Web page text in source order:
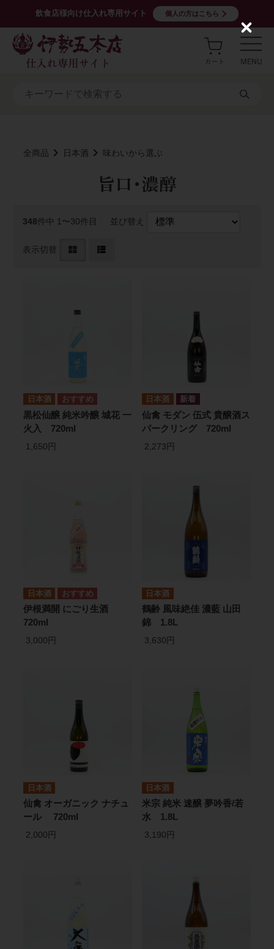
飲食店様向け仕入れ専用サイト 個人の方はこちら
全商品 日本酒 味わいから選ぶ
旨口･濃醇
348件中 1〜30件目 並び替え
表示切替
日本酒
黒松仙醸 純米吟醸 城花 一
火入 720ml
1,650円
日本酒
仙禽 モダン 伍式 貴醸酒ス
パークリング 720ml
2,273円
日本酒
伊根満開 にごり生酒
720ml
3,000円
日本酒
鶴齢 風味絶佳 濃藍 山田
錦 1.8L
3,630円
日本酒
仙禽 オーガニック ナチュ
ール 720ml
2,000円
日本酒
米宗 純米 速醸 夢吟香/若
水 1.8L
3,190円
C
l
s